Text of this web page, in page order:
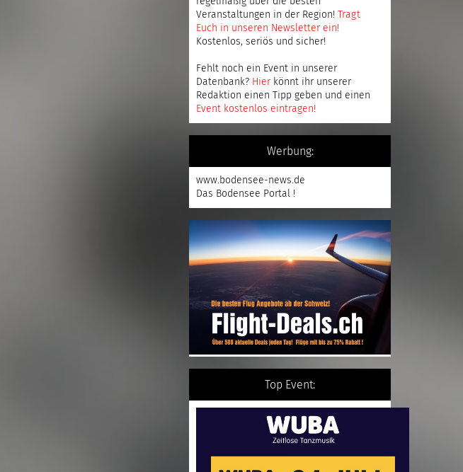
Veranstaltungen in der Region! Tragt
Euch in unseren Newsletter ein!
Kostenlos, seriös und sicher!
Fehlt noch ein Event in unserer
Datenbank? Hier könnt ihr unserer
Redaktion einen Tipp geben und einen
Event kostenlos eintragen!
Werbung:
www.bodensee-news.de
Das Bodensee Portal !
Top Event: